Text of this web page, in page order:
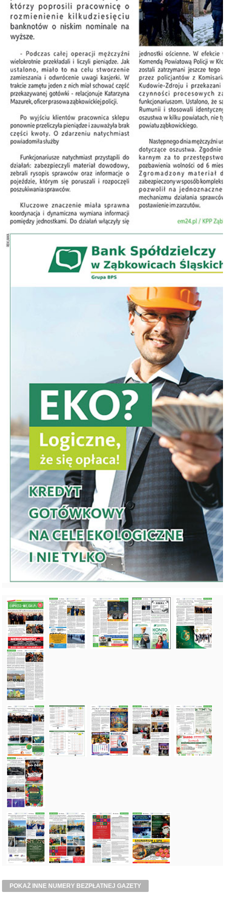
POKAŻ INNE NUMERY BEZPŁATNEJ GAZETY